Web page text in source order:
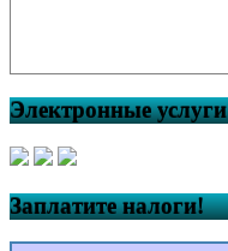
Электронные услуги
Заплатите налоги!